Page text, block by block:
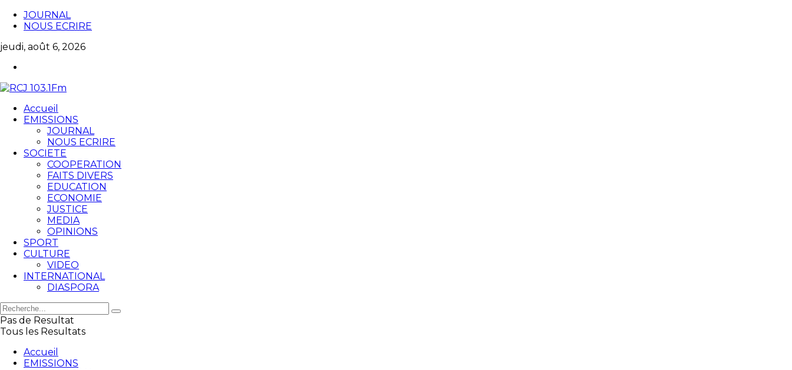
JOURNAL
NOUS ECRIRE
jeudi, août 6, 2026
Accueil
EMISSIONS
JOURNAL
NOUS ECRIRE
SOCIETE
COOPERATION
FAITS DIVERS
EDUCATION
ECONOMIE
JUSTICE
MEDIA
OPINIONS
SPORT
CULTURE
VIDEO
INTERNATIONAL
DIASPORA
Pas de Resultat
Tous les Resultats
Accueil
EMISSIONS